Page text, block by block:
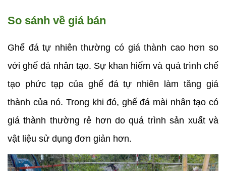
So sánh về giá bán
Ghế đá tự nhiên thường có giá thành cao hơn so
với ghế đá nhân tạo. Sự khan hiếm và quá trình chế
tạo phức tạp của ghế đá tự nhiên làm tăng giá
thành của nó. Trong khi đó, ghế đá mài nhân tạo có
giá thành thường rẻ hơn do quá trình sản xuất và
vật liệu sử dụng đơn giản hơn.